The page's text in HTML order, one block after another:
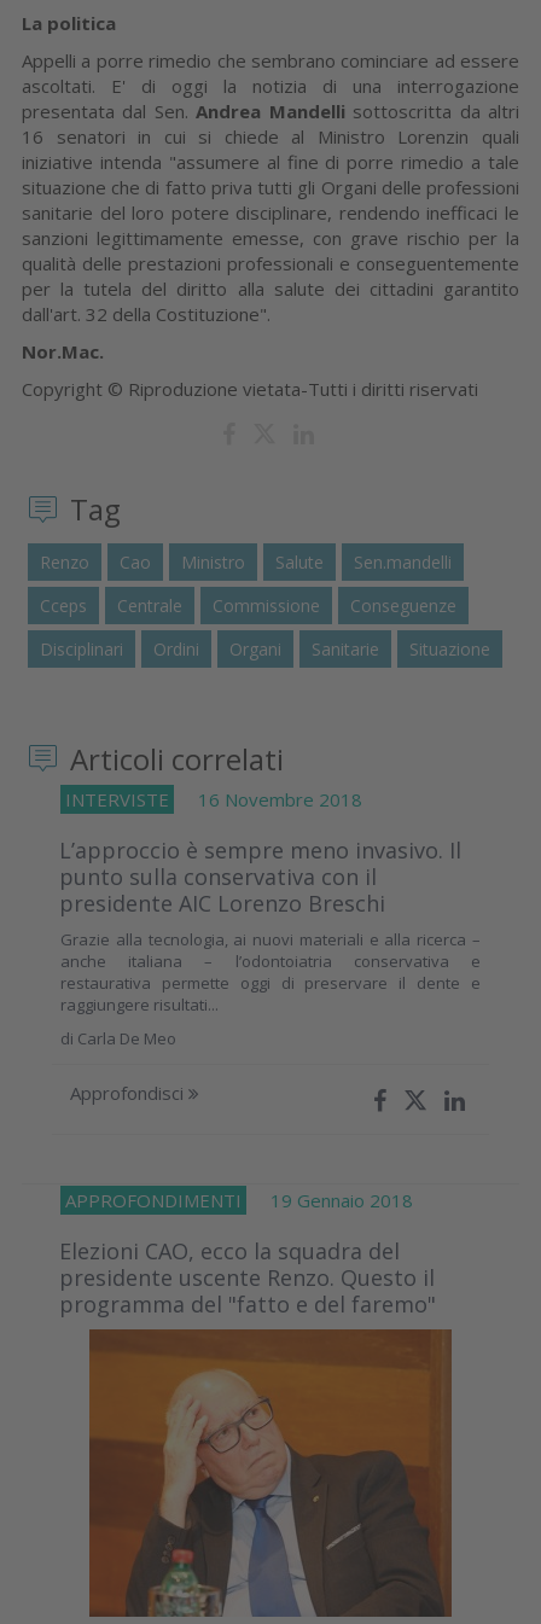
La politica
Appelli a porre rimedio che sembrano cominciare ad essere
ascoltati. E' di oggi la notizia di una interrogazione
presentata dal Sen.Andrea Mandelli sottoscritta da altri
16 senatori in cui si chiede al Ministro Lorenzin quali
iniziative intenda "assumere al fine di porre rimedio a tale
situazione che di fatto priva tutti gli Organi delle professioni
sanitarie del loro potere disciplinare, rendendo inefficaci le
sanzioni legittimamente emesse, con grave rischio per la
qualità delle prestazioni professionali e conseguentemente
per la tutela del diritto alla salute dei cittadini garantito
dall'art. 32 della Costituzione".
Nor.Mac.
Copyright © Riproduzione vietata-Tutti i diritti riservati
Tag
Renzo Cao Ministro Salute
Sen.mandelli
Cceps
Centrale Commissione
Conseguenze
Disciplinari
Ordini Organi Sanitarie Situazione
Articoli correlati
INTERVISTE 16 Novembre 2018
L’approccio è sempre meno invasivo. Il
punto sulla conservativa con il
presidente AIC Lorenzo Breschi
Grazie alla tecnologia, ai nuovi materiali e alla ricerca –
anche italiana – l’odontoiatria conservativa e
restaurativa permette oggi di preservare il dente e
raggiungere risultati...
di Carla De Meo
Approfondisci
APPROFONDIMENTI 19 Gennaio 2018
Elezioni CAO, ecco la squadra del
presidente uscente Renzo. Questo il
programma del "fatto e del faremo"